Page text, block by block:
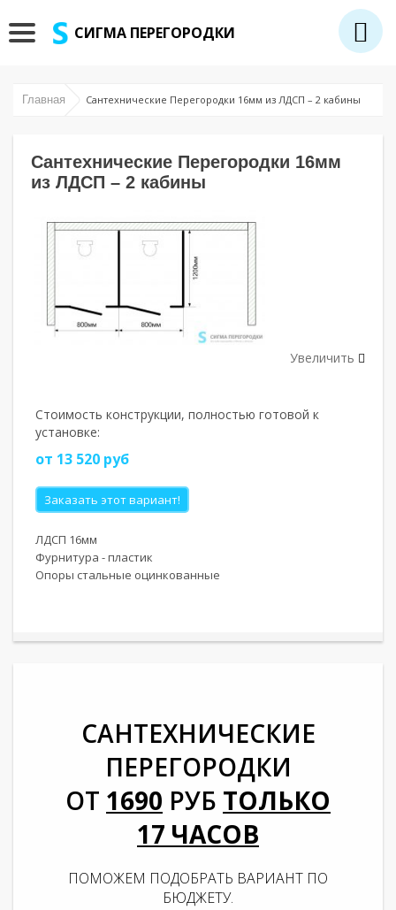
СИГМА ПЕРЕГОРОДКИ
Главная Сантехнические Перегородки 16мм из ЛДСП – 2 кабины
Сантехнические Перегородки 16мм
из ЛДСП – 2 кабины
Увеличить
Стоимость конструкции, полностью готовой к
установке:
от 13 520 руб
Заказать этот вариант!
ЛДСП 16мм
Фурнитура - пластик
Опоры стальные оцинкованные
САНТЕХНИЧЕСКИЕ
ПЕРЕГОРОДКИ
ОТ 1690 РУБ ТОЛЬКО
17 ЧАСОВ
ПОМОЖЕМ ПОДОБРАТЬ ВАРИАНТ ПО
БЮДЖЕТУ.